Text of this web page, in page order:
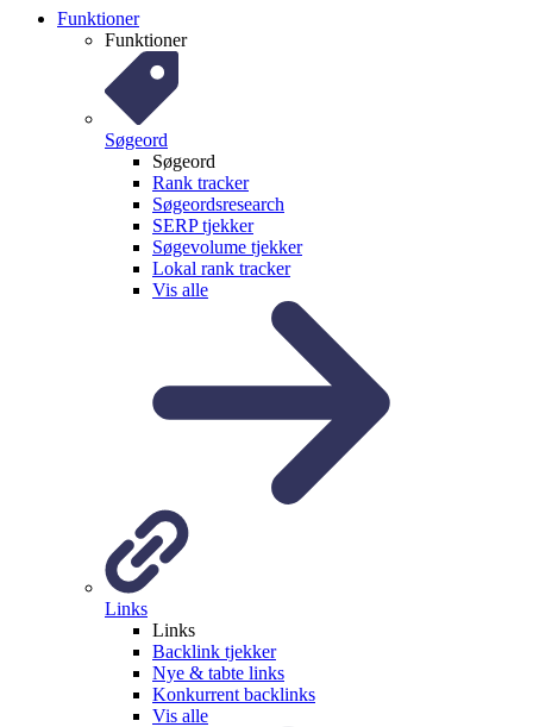
Funktioner
Funktioner
Søgeord
Søgeord
Rank tracker
Søgeordsresearch
SERP tjekker
Søgevolume tjekker
Lokal rank tracker
Vis alle
Links
Links
Backlink tjekker
Nye & tabte links
Konkurrent backlinks
Vis alle